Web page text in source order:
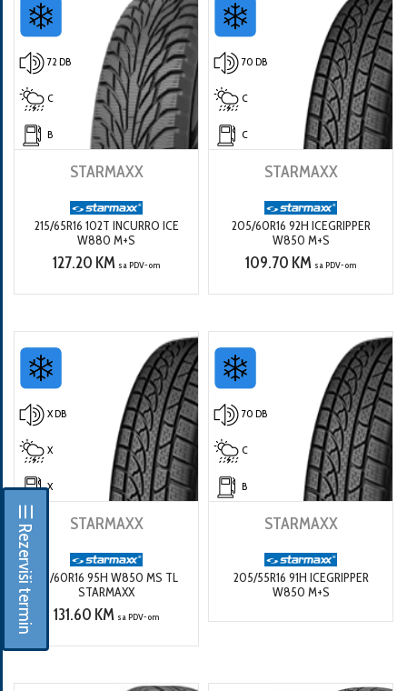
☰ Rezerviši termin
72 DB
C
B
STARMAXX
215/65R16 102T INCURRO ICE
W880 M+S
127.20 KM sa PDV-om
70 DB
C
C
STARMAXX
205/60R16 92H ICEGRIPPER
W850 M+S
109.70 KM sa PDV-om
X DB
X
X
STARMAXX
215/60R16 95H W850 MS TL
STARMAXX
131.60 KM sa PDV-om
70 DB
C
B
STARMAXX
205/55R16 91H ICEGRIPPER
W850 M+S